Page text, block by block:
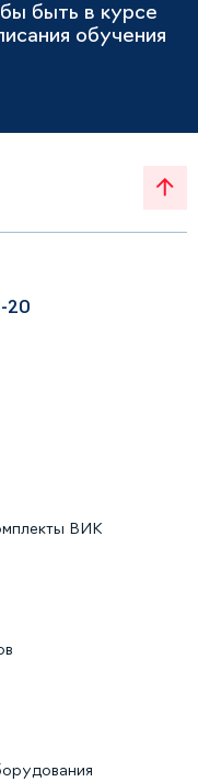
быть в курсе
обучения
20
ВИК